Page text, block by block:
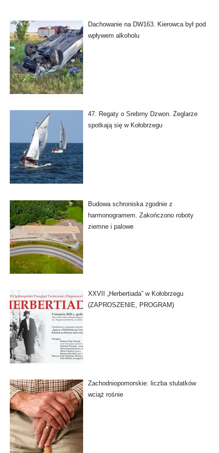
Dachowanie na DW163. Kierowca był pod
wpływem alkoholu
47. Regaty o Srebrny Dzwon. Żeglarze
spotkają się w Kołobrzegu
Budowa schroniska zgodnie z
harmonogramem. Zakończono roboty
ziemne i palowe
XXVII „Herbertiada” w Kołobrzegu
(ZAPROSZENIE, PROGRAM)
Zachodniopomorskie: liczba stulatków
wciąż rośnie